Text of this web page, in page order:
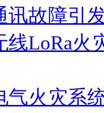
讯故障引
线LoRa火
气火灾系